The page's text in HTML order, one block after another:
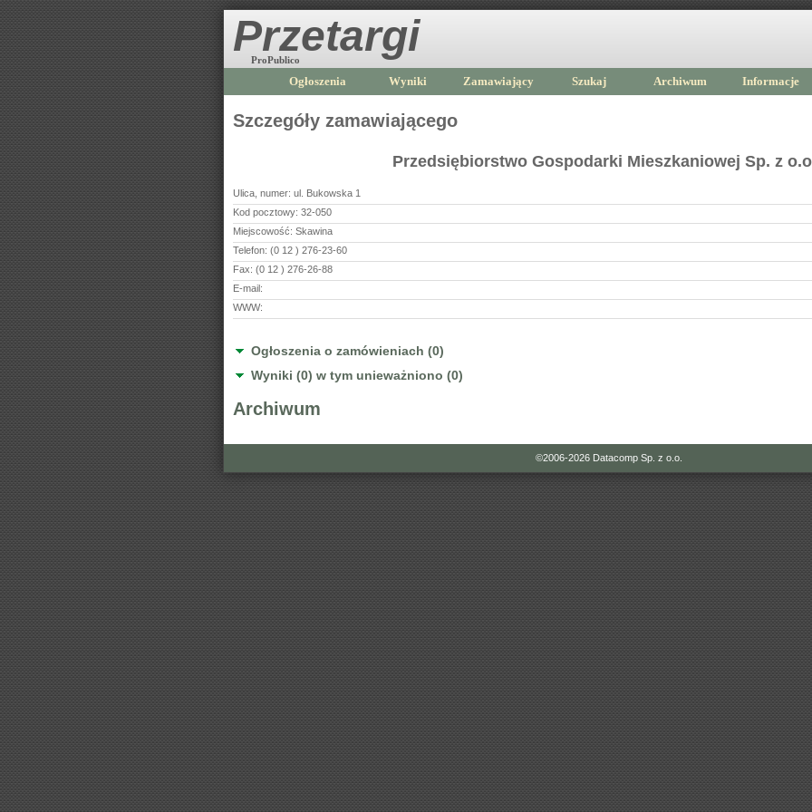
Przetargi
ProPublico
Ogłoszenia Wyniki Zamawiający Szukaj Archiwum Informacje
Szczegóły zamawiającego
Przedsiębiorstwo Gospodarki Mieszkaniowej Sp. z
Ulica, numer: ul. Bukowska 1
Kod pocztowy: 32-050
Miejscowość: Skawina
Telefon: (0 12 ) 276-23-60
Fax: (0 12 ) 276-26-88
E-mail:
WWW:
Ogłoszenia o zamówieniach (0)
Wyniki (0) w tym unieważniono (0)
Archiwum
©2006-2026 Datacomp Sp. z o.o.